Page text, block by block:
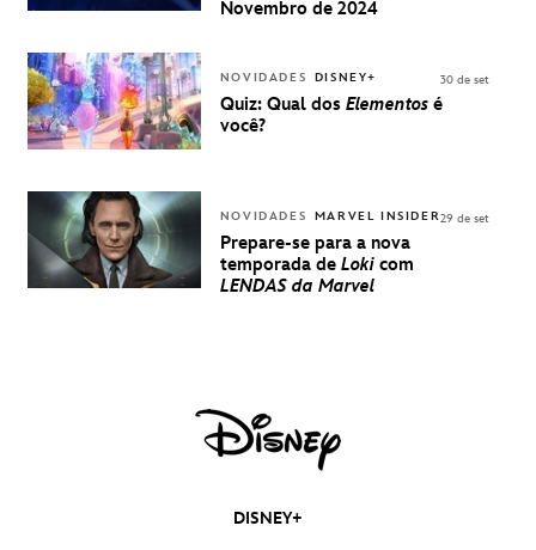
UMA
DISNEY
Novembro de 2024
NOVIDADES DISNEY+
Quiz: Qual dos Elementos é
você?
30 de set
NOVIDADES MARVEL INSIDER
Prepare-se para a nova
temporada de Loki com
LENDAS da Marvel
29 de set
DISNEY+